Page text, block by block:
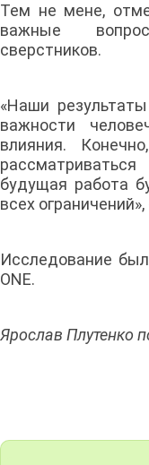
Тем не мене,
важные
сверстников.
«Наши
важности
влияния.
будущая работа
всех
Исследование
ONE.
Ярослав Плутенко